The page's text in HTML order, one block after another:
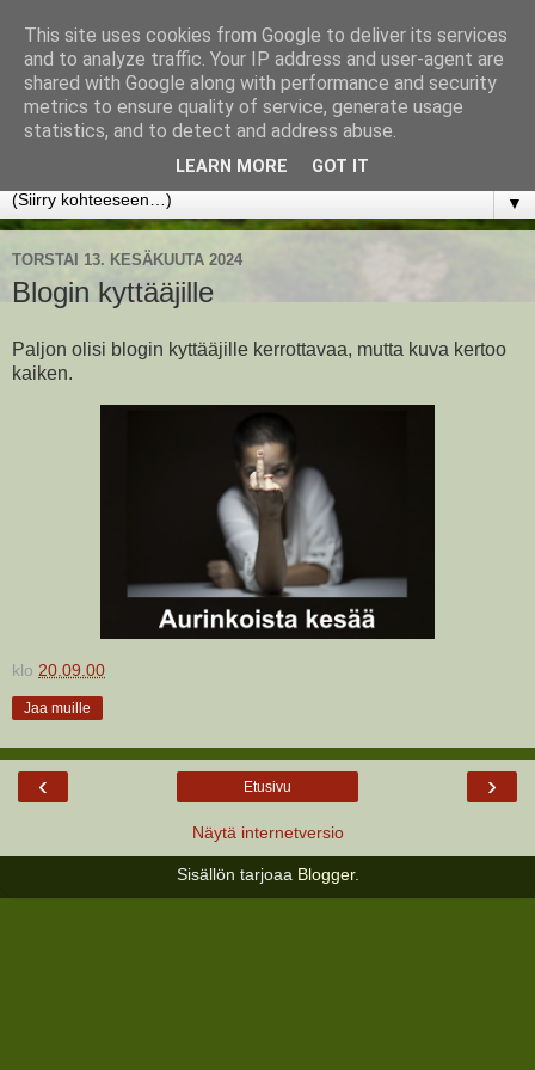
www.jyrkikokko.fi
Uusi Suunta - Jokainen hetki tarjoaa tilaisuuden muuttaa
▼
TORSTAI 13. KESÄKUUTA 2024
Blogin kyttääjille
Paljon olisi blogin kyttääjille kerrottavaa, mutta kuva kertoo
kaiken.
klo 20.09.00
Jaa muille
‹ ›
Etusivu
Näytä internetversio
Sisällön tarjoaa Blogger.
This site uses cookies from Google to deliver its services
and to analyze traffic. Your IP address and user-agent are
shared with Google along with performance and security
metrics to ensure quality of service, generate usage
statistics, and to detect and address abuse.
LEARN MORE GOT IT